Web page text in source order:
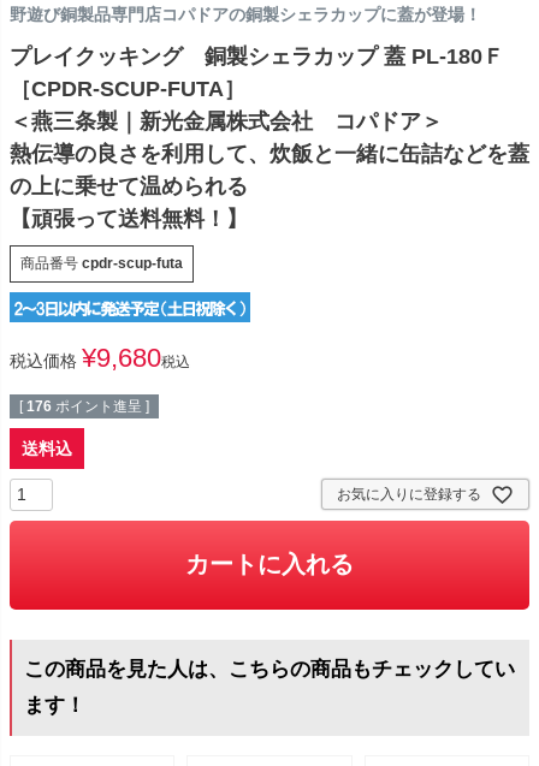
野遊び銅製品専門店コパドアの銅製シェラカップに蓋が登場！
プレイクッキング 銅製シェラカップ 蓋 PL-180Ｆ
［CPDR-SCUP-FUTA］
＜燕三条製｜新光金属株式会社 コパドア＞
熱伝導の良さを利用して、炊飯と一緒に缶詰などを蓋
の上に乗せて温められる
【頑張って送料無料！】
商品番号 cpdr-scup-futa
税込価格 ¥9,680税込
[ 176 ポイント進呈 ]
送料込
お気に入りに登録する
カートに入れる
この商品を見た人は、こちらの商品もチェックしてい
ます！